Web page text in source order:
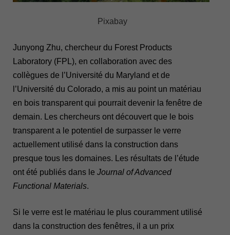
Pixabay
Junyong Zhu, chercheur du Forest Products
Laboratory (FPL), en collaboration avec des
collègues de l’Université du Maryland et de
l’Université du Colorado, a mis au point un matériau
en bois transparent qui pourrait devenir la fenêtre de
demain. Les chercheurs ont découvert que le bois
transparent a le potentiel de surpasser le verre
actuellement utilisé dans la construction dans
presque tous les domaines. Les résultats de l’étude
ont été publiés dans leJournal of Advanced
Functional Materials.
Si le verre est le matériau le plus couramment utilisé
dans la construction des fenêtres, il a un prix